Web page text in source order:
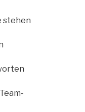
stehen